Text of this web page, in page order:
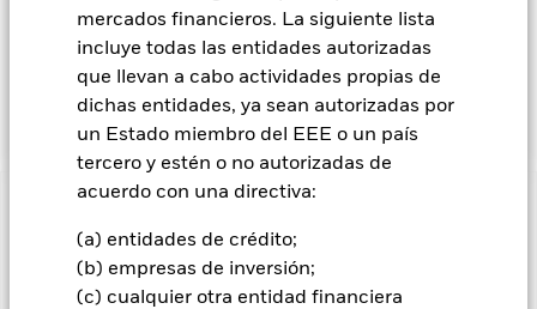
mercados financieros. La siguiente lista
incluye todas las entidades autorizadas
que llevan a cabo actividades propias de
dichas entidades, ya sean autorizadas por
un Estado miembro del EEE o un país
tercero y estén o no autorizadas de
acuerdo con una directiva:
(a) entidades de crédito;
(b) empresas de inversión;
(c) cualquier otra entidad financiera
"Tigre Asiático". El Fondo puede invertir en todo el espectro
existente de valores, incluidos aquellos sin calificación
crediticia. La exposición del Fondo al tipo de cambio se
gestiona de forma flexible.
de las inversiones y los ingresos derivados de ellas pueden
subir o bajar, y no están garantizados. Es posible que los
inversores no recuperen la cantidad invertida originalmente.